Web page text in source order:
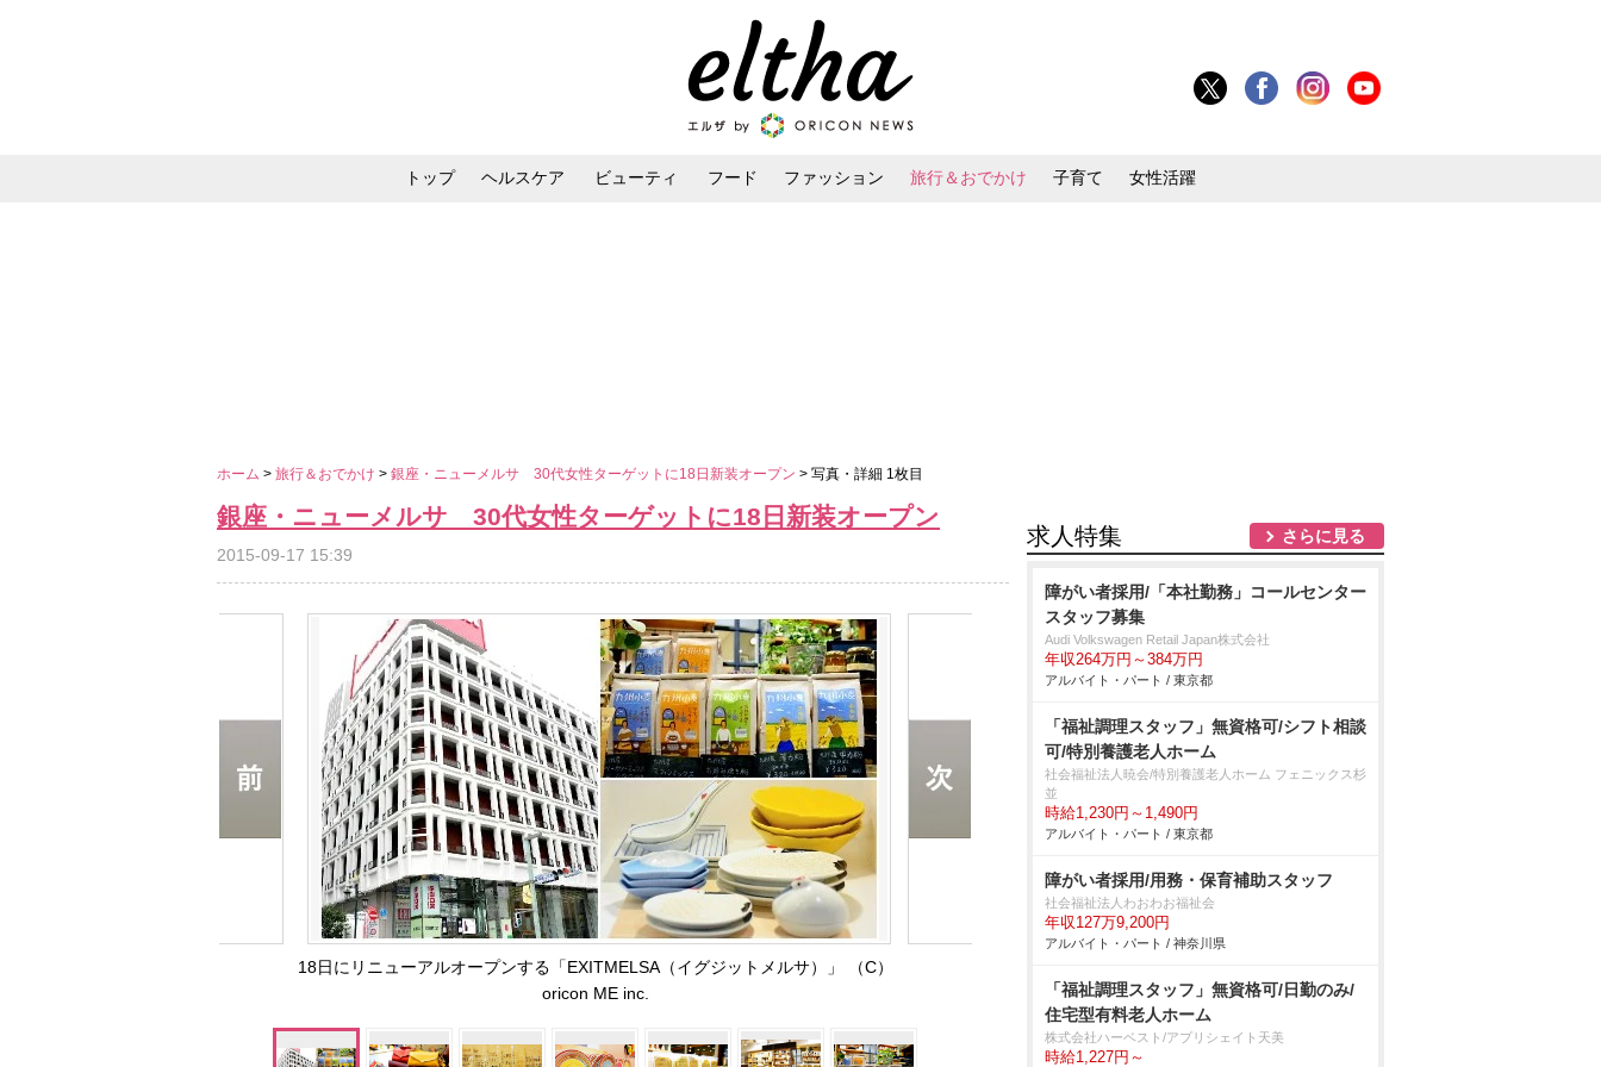
トップ ヘルスケア ビューティ フード ファッション 旅行＆おでかけ 子育て 女性活躍
ホーム > 旅行＆おでかけ > 銀座・ニューメルサ 30代女性ターゲットに18日新装オープン > 写真・詳細 1枚目
銀座・ニューメルサ 30代女性ターゲットに18日新装オープン
2015-09-17 15:39
18日にリニューアルオープンする「EXITMELSA（イグジットメルサ）」 （C）
oricon ME inc.
求人特集 さらに見る
障がい者採用/「本社勤務」コールセンター
スタッフ募集
Audi Volkswagen Retail Japan株式会社
年収264万円～384万円
アルバイト・パート / 東京都
「福祉調理スタッフ」無資格可/シフト相談
可/特別養護老人ホーム
社会福祉法人暁会/特別養護老人ホーム フェニックス杉
並
時給1,230円～1,490円
アルバイト・パート / 東京都
障がい者採用/用務・保育補助スタッフ
社会福祉法人わおわお福祉会
年収127万9,200円
アルバイト・パート / 神奈川県
「福祉調理スタッフ」無資格可/日勤のみ/
住宅型有料老人ホーム
株式会社ハーベスト/アプリシェイト天美
時給1,227円～